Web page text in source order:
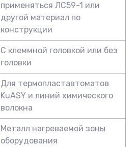
применяться ЛС59-1 или
другой материал по
конструкции
С клеммной головкой или без
головки
Для термопластавтоматов
KuASY и линий химического
волокна
Металл нагреваемой зоны
оборудования